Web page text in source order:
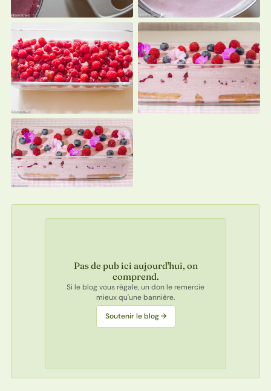
Pas de pub ici aujourd'hui, on
comprend.
Si le blog vous régale, un don le remercie
mieux qu'une bannière.
Soutenir le blog →